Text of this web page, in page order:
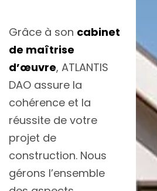
Grâce à son cabinet
de maîtrise
d’œuvre, ATLANTIS
DAO assure la
cohérence et la
réussite de votre
projet de
construction. Nous
gérons l’ensemble